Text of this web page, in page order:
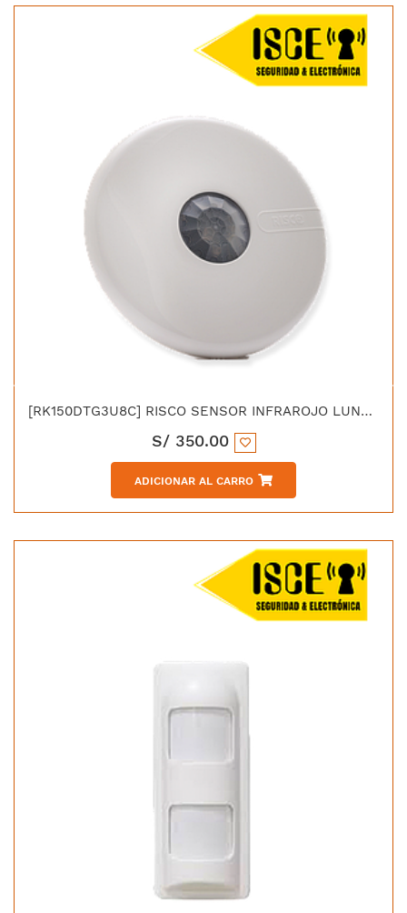
[RK150DTG3U8C] RISCO SENSOR INFRAROJO LUNAR DT/AM 360° GRADO 3
S/ 350.00
ADICIONAR AL CARRO